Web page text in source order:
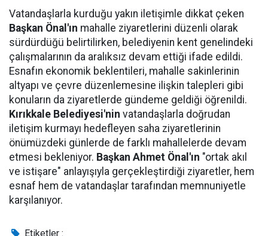
Vatandaşlarla kurduğu yakın iletişimle dikkat çeken
Başkan Önal'ın mahalle ziyaretlerini düzenli olarak
sürdürdüğü belirtilirken, belediyenin kent genelindeki
çalışmalarının da aralıksız devam ettiği ifade edildi.
Esnafın ekonomik beklentileri, mahalle sakinlerinin
altyapı ve çevre düzenlemesine ilişkin talepleri gibi
konuların da ziyaretlerde gündeme geldiği öğrenildi.
Kırıkkale Belediyesi'nin vatandaşlarla doğrudan
iletişim kurmayı hedefleyen saha ziyaretlerinin
önümüzdeki günlerde de farklı mahallelerde devam
etmesi bekleniyor. Başkan Ahmet Önal'ın "ortak akıl
ve istişare" anlayışıyla gerçekleştirdiği ziyaretler, hem
esnaf hem de vatandaşlar tarafından memnuniyetle
karşılanıyor.
Etiketler :